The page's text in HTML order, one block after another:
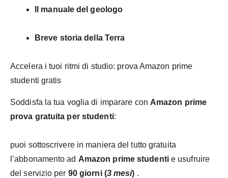
Il manuale del geologo
Breve storia della Terra
Accelera i tuoi ritmi di studio: prova Amazon prime
studenti gratis
Soddisfa la tua voglia di imparare con Amazon prime
prova gratuita per studenti:
puoi sottoscrivere in maniera del tutto gratuita
l’abbonamento ad Amazon prime studentie usufruire
del servizio per 90 giorni (3 mesi) .